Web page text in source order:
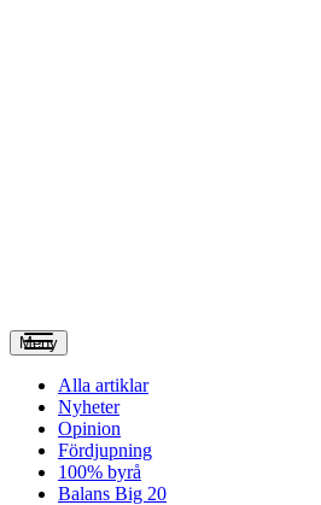
Meny
Alla artiklar
Nyheter
Opinion
Fördjupning
100% byrå
Balans Big 20